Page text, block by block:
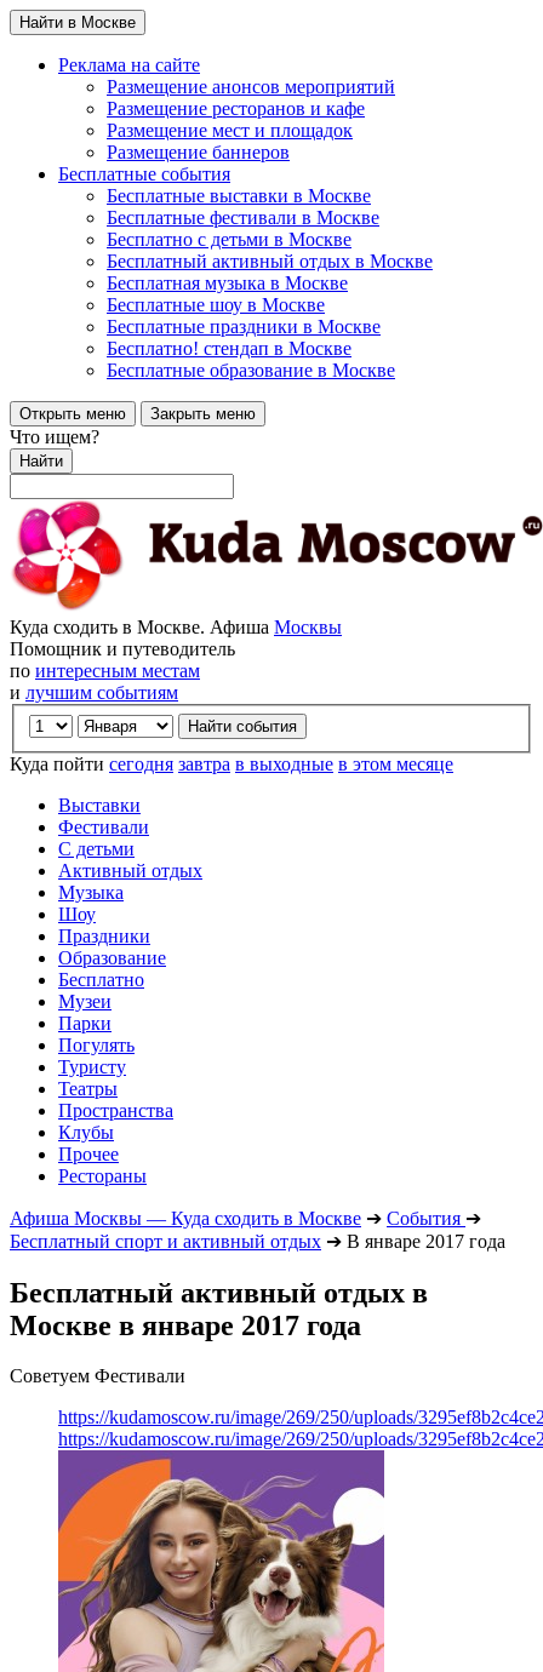
Найти в Москве
Реклама на сайте
Размещение анонсов мероприятий
Размещение ресторанов и кафе
Размещение мест и площадок
Размещение баннеров
Бесплатные события
Бесплатные выставки в Москве
Бесплатные фестивали в Москве
Бесплатно с детьми в Москве
Бесплатный активный отдых в Москве
Бесплатная музыка в Москве
Бесплатные шоу в Москве
Бесплатные праздники в Москве
Бесплатно! стендап в Москве
Бесплатные образование в Москве
Открыть меню Закрыть меню
Что ищем?
Найти
Куда сходить в Москве. Афиша Москвы
Помощник и путеводитель
по интересным местам
и лучшим событиям
Куда пойти сегодня завтра в выходные в этом месяце
Выставки
Фестивали
С детьми
Активный отдых
Музыка
Шоу
Праздники
Образование
Бесплатно
Музеи
Парки
Погулять
Туристу
Театры
Пространства
Клубы
Прочее
Рестораны
Афиша Москвы — Куда сходить в Москве ➔ События ➔
Бесплатный спорт и активный отдых ➔ В январе 2017 года
Бесплатный активный отдых в
Москве в январе 2017 года
Советуем Фестивали
https://kudamoscow.ru/image/269/250/uploads/
https://kudamoscow.ru/image/269/250/uploads/